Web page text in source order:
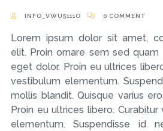
INFO_VWU5111O 0 COMMENT
Lorem ipsum dolor sit amet,
elit. Proin ornare sem sed
eget dolor. Proin eu ultrices
vestibulum elementum.
mollis blandit. Quisque varius
Proin eu ultrices libero.
elementum. Suspendisse id